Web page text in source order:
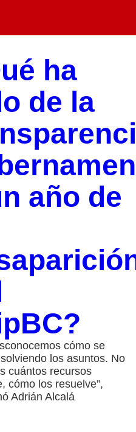
ha
de la
año de
cómo se
los asuntos. No
cuántos recursos
cómo los resuelve”,
Adrián Alcalá